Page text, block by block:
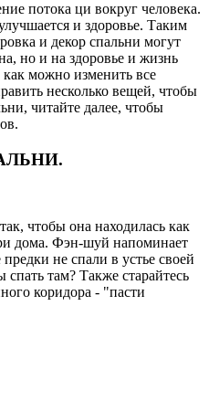
потока ци вокруг человека.
и здоровье. Таким
и декор спальни могут
но и на здоровье и жизнь
можно изменить все
несколько вещей, чтобы
читайте далее, чтобы
чтобы она находилась как
дома. Фэн-шуй напоминает
не спали в устье своей
там? Также старайтесь
коридора - "пасти